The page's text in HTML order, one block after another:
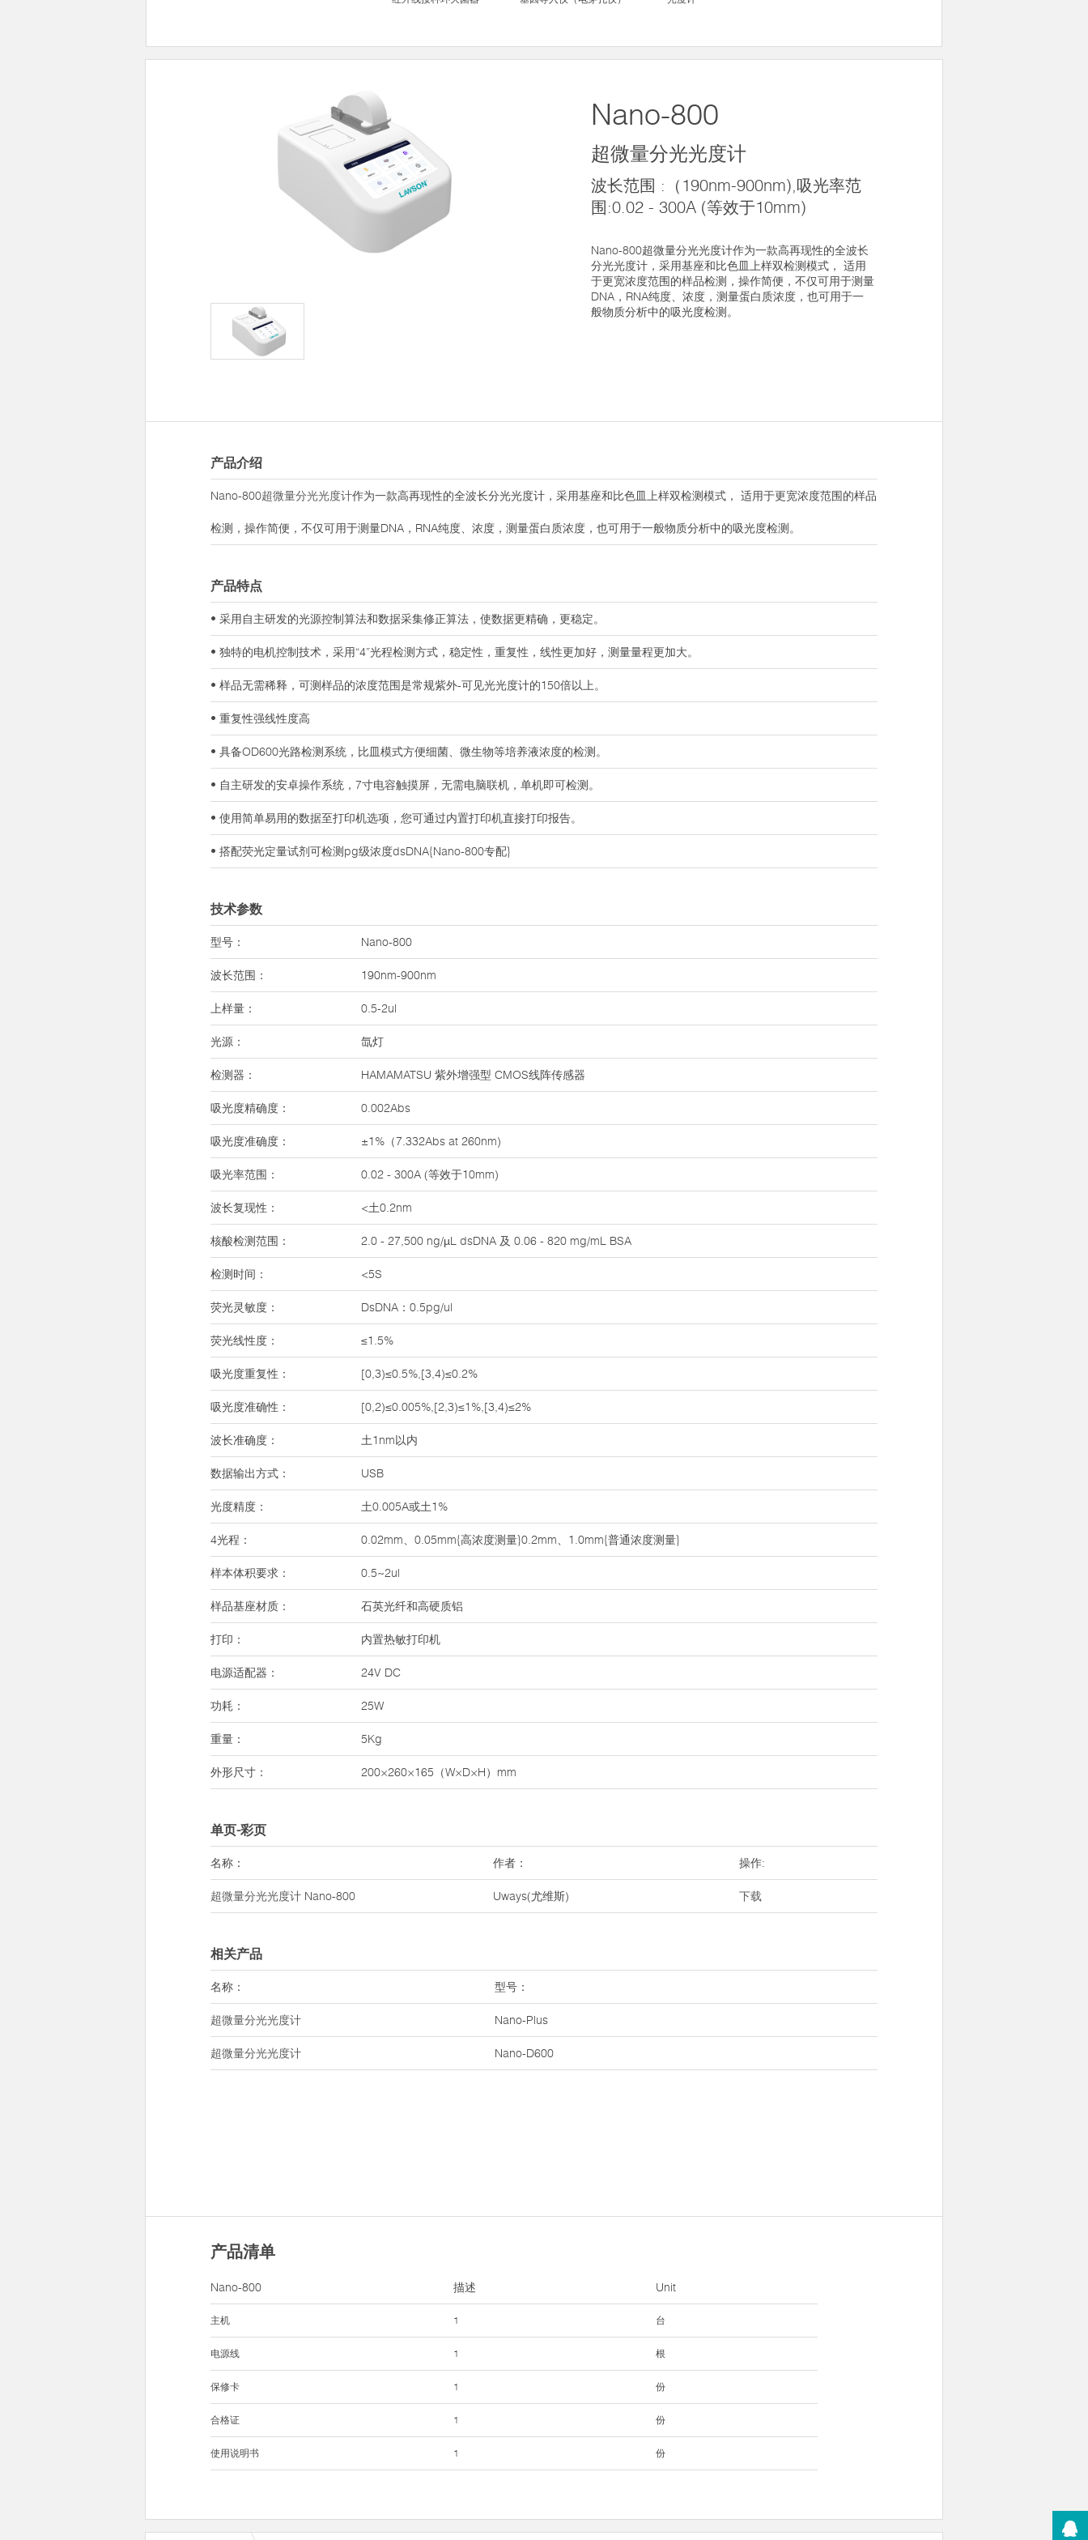
Nano-800
超微量分光光度计
波长范围 :（190nm-900nm),吸光率范
围:0.02 - 300A (等效于10mm)
Nano-800超微量分光光度计作为一款高再现性的全波长
分光光度计，采用基座和比色皿上样双检测模式， 适用
于更宽浓度范围的样品检测，操作简便，不仅可用于测量
DNA，RNA纯度、浓度，测量蛋白质浓度，也可用于一
般物质分析中的吸光度检测。
产品介绍
Nano-800超微量分光光度计作为一款高再现性的全波长分光光度计，采用基座和比色皿上样双检测模式， 适用于更宽浓度范围的样品
检测，操作简便，不仅可用于测量DNA，RNA纯度、浓度，测量蛋白质浓度，也可用于一般物质分析中的吸光度检测。
产品特点
• 采用自主研发的光源控制算法和数据采集修正算法，使数据更精确，更稳定。
• 独特的电机控制技术，采用“4”光程检测方式，稳定性，重复性，线性更加好，测量量程更加大。
• 样品无需稀释，可测样品的浓度范围是常规紫外-可见光光度计的150倍以上。
• 重复性强线性度高
• 具备OD600光路检测系统，比皿模式方便细菌、微生物等培养液浓度的检测。
• 自主研发的安卓操作系统，7寸电容触摸屏，无需电脑联机，单机即可检测。
• 使用简单易用的数据至打印机选项，您可通过内置打印机直接打印报告。
• 搭配荧光定量试剂可检测pg级浓度dsDNA{Nano-800专配}
技术参数
型号： Nano-800
波长范围： 190nm-900nm
上样量： 0.5-2ul
光源： 氙灯
检测器： HAMAMATSU 紫外增强型 CMOS线阵传感器
吸光度精确度： 0.002Abs
吸光度准确度： ±1%（7.332Abs at 260nm)
吸光率范围： 0.02 - 300A (等效于10mm)
波长复现性： <土0.2nm
核酸检测范围： 2.0 - 27,500 ng/µL dsDNA 及 0.06 - 820 mg/mL BSA
检测时间： <5S
荧光灵敏度： DsDNA：0.5pg/ul
荧光线性度： ≤1.5%
吸光度重复性： [0,3)≤0.5%,[3,4)≤0.2%
吸光度准确性： [0,2)≤0.005%,[2,3)≤1%,[3,4)≤2%
波长准确度： 土1nm以内
数据输出方式： USB
光度精度： 土0.005A或土1%
4光程： 0.02mm、0.05mm{高浓度测量}0.2mm、1.0mm{普通浓度测量}
样本体积要求： 0.5~2ul
样品基座材质： 石英光纤和高硬质铝
打印： 内置热敏打印机
电源适配器： 24V DC
功耗： 25W
重量： 5Kg
外形尺寸： 200×260×165（W×D×H）mm
单页-彩页
名称： 作者： 操作:
超微量分光光度计 Nano-800 Uways(尤维斯) 下载
相关产品
名称： 型号：
超微量分光光度计 Nano-Plus
超微量分光光度计 Nano-D600
产品清单
Nano-800 Unit
主机 台
电源线 根
保修卡 份
合格证 份
使用说明书 份
描述
1
1
1
1
1